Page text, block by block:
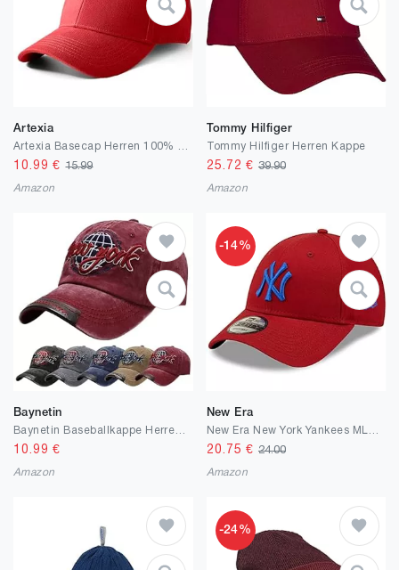
Artexia
10.99 €15.99
Amazon
Tommy Hilfiger
Tommy Hilfiger Herren Kappe
25.72 € 39.90
Amazon
Baynetin
10.99 €
Amazon
-14%
New Era
20.75 € 24.00
Amazon
-24%